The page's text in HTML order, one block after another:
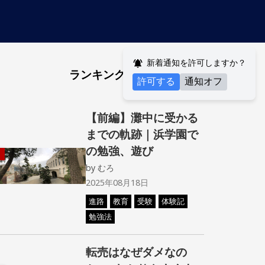
新着通知を許可しますか？
許可する 通知オフ
ランキング
【前編】灘中に受かる
までの軌跡｜浜学園で
の勉強、遊び
by むろ
2025年08月18日
進路 教育 受験
体験記
勉強法
転売はなぜダメなの